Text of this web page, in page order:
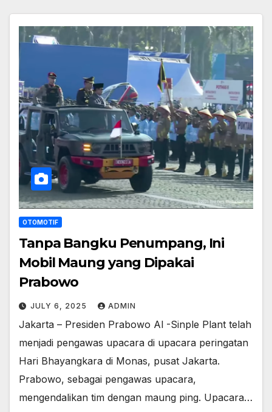
OTOMOTIF
Tanpa Bangku Penumpang, Ini
Mobil Maung yang Dipakai
Prabowo
JULY 6, 2025 ADMIN
Jakarta – Presiden Prabowo Al -Sinple Plant telah
menjadi pengawas upacara di upacara peringatan
Hari Bhayangkara di Monas, pusat Jakarta.
Prabowo, sebagai pengawas upacara,
mengendalikan tim dengan maung ping. Upacara…